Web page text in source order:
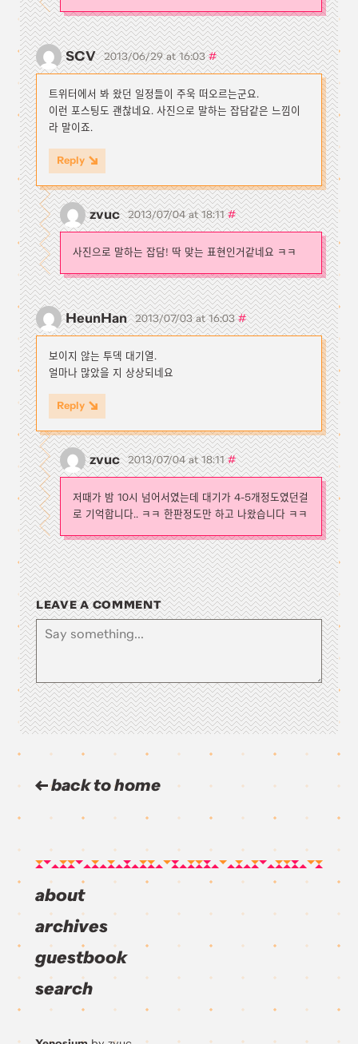
SCV 2013/06/29 at 16:03#
트위터에서 봐 왔던 일정들이 주욱 떠오르는군요.
이런 포스팅도 괜찮네요. 사진으로 말하는 잡담같은 느낌이
라 말이죠.
Reply
zvuc 2013/07/04 at 18:11#
사진으로 말하는 잡담! 딱 맞는 표현인거같네요 ㅋㅋ
HeunHan 2013/07/03 at 16:03#
보이지 않는 투덱 대기열.
얼마나 많았을 지 상상되네요
Reply
zvuc 2013/07/04 at 18:11#
저때가 밤 10시 넘어서였는데 대기가 4-5개정도였던걸
로 기억합니다.. ㅋㅋ 한판정도만 하고 나왔습니다 ㅋㅋ
LEAVE A COMMENT
back to home
about
archives
guestbook
search